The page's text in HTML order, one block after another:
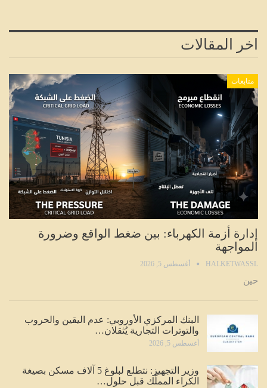
اخر المقالات
متابعات
إدارة أزمة الكهرباء: بين ضغط الواقع وضرورة
المواجهة
HALKETWASSL أغسطس 5, 2026
حين
البنك المركزي الأوروبي: عدم اليقين والحروب
والتوترات التجارية يُثقلان…
أغسطس 5, 2026
وزير التجهيز: نتطلع لبلوغ 5 آلاف مسكن بصيغة
الكراء المملّك قبل حلول…